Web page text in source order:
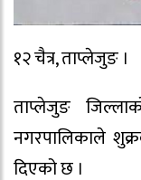
१२ चैत्र, ताप्लेजुङ ।
ताप्लेजुङ
नगरपालिकाले
दिएको छ ।